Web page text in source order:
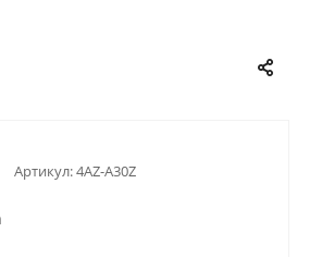
Артикул:4AZ-A30Z